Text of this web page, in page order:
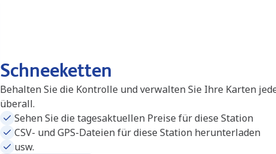
Schneeketten
Behalten Sie die Kontrolle und verwalten Sie Ihre Karten
überall.
Sehen Sie die tagesaktuellen Preise für diese Station
CSV- und GPS-Dateien für diese Station herunterladen
usw.